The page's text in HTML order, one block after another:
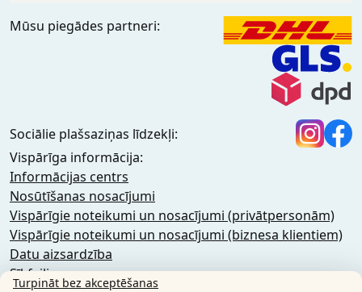
Mūsu piegādes partneri:
Sociālie plašsaziņas līdzekļi:
Vispārīga informācija:
Informācijas centrs
Nosūtīšanas nosacījumi
Vispārīgie noteikumi un nosacījumi (privātpersonām)
Vispārīgie noteikumi un nosacījumi (biznesa klientiem)
Datu aizsardzība
Sīkfaili
Turpināt bez akceptēšanas